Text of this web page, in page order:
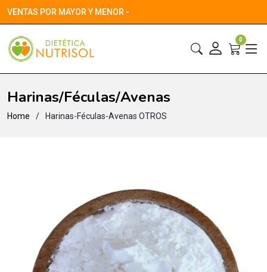
VENTAS POR MAYOR Y MENOR -
0
Harinas/Féculas/Avenas
Home Harinas-Féculas-Avenas OTROS